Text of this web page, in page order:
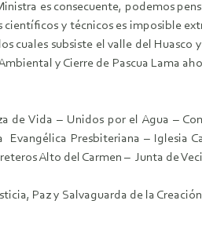
es consecuente, podemos
y técnicos es imposible
cuales subsiste el valle del
y Cierre de Pascua Lama
de Vida – Unidos por el Agua –
Presbiteriana – Iglesia
Alto del Carmen – Junta de
Paz y Salvaguarda de la